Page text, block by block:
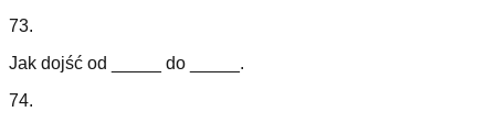
73.
Jak dojść od _____ do _____.
74.